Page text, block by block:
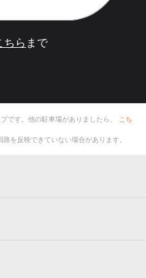
ちら まで
です。他の駐車場がありましたら、
こち
を反映できていない場合があります。
した。